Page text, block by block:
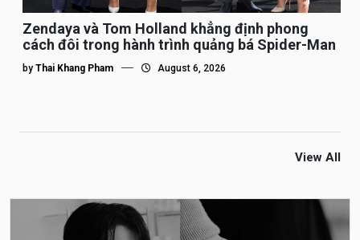
Zendaya và Tom Holland khẳng định phong
cách đôi trong hành trình quảng bá Spider-Man
by Thai Khang Pham August 6, 2026
View All